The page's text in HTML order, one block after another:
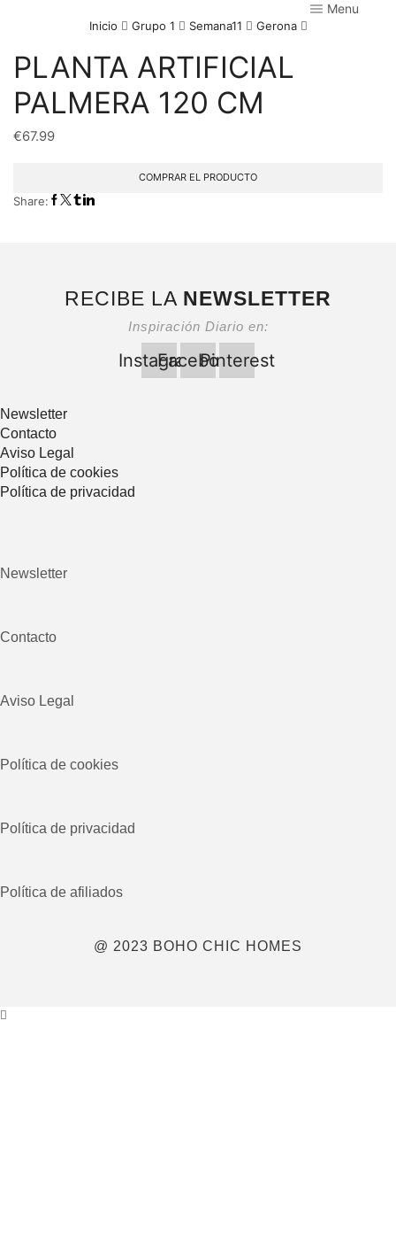
Menu
Inicio Grupo 1 Semana11 Gerona
PLANTA ARTIFICIAL
PALMERA 120 CM
€67.99
COMPRAR EL PRODUCTO
Share:
RECIBE LA NEWSLETTER
Inspiración Diario en:
Instagram
Facebook
Pinterest
Newsletter
Contacto
Aviso Legal
Política de cookies
Política de privacidad
Newsletter
Contacto
Aviso Legal
Política de cookies
Política de privacidad
Política de afiliados
@ 2023 BOHO CHIC HOMES